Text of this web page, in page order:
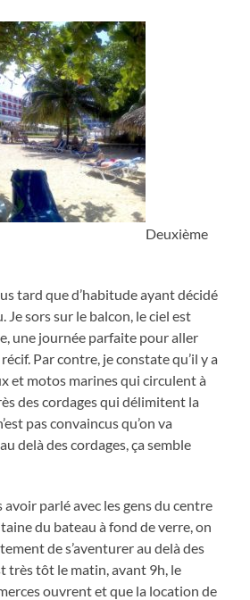
Deuxième
tard que d’habitude ayant décidé
Je sors sur le balcon, le ciel est
une journée parfaite pour aller
Par contre, je constate qu’il y a
et motos marines qui circulent à
des cordages qui délimitent la
pas convaincus qu’on va
delà des cordages, ça semble
avoir parlé avec les gens du centre
du bateau à fond de verre, on
de s’aventurer au delà des
très tôt le matin, avant 9h, le
ouvrent et que la location de